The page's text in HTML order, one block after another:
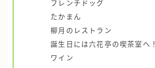
フレンチドッグ
たかまん
柳月のレストラン
誕生日には六花亭の喫茶室へ！
ワイン